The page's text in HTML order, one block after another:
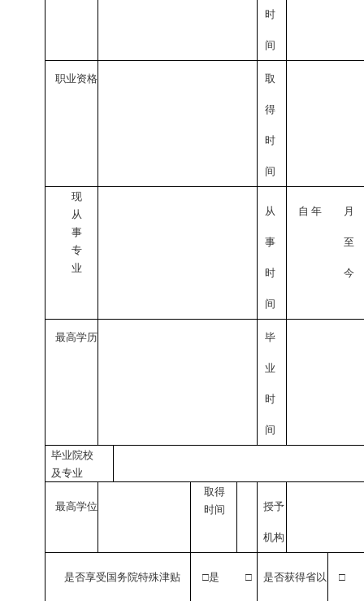
时
间
职业资格 取
得
时
间
现
从
事
专
业
从
事
时
间
自 年 月
至
今
最高学历 毕
业
时
间
毕业院校
及专业
最高学位
取得
时间
授予
机构
是否享受国务院特殊津贴 □是 □ 是否获得省以 □